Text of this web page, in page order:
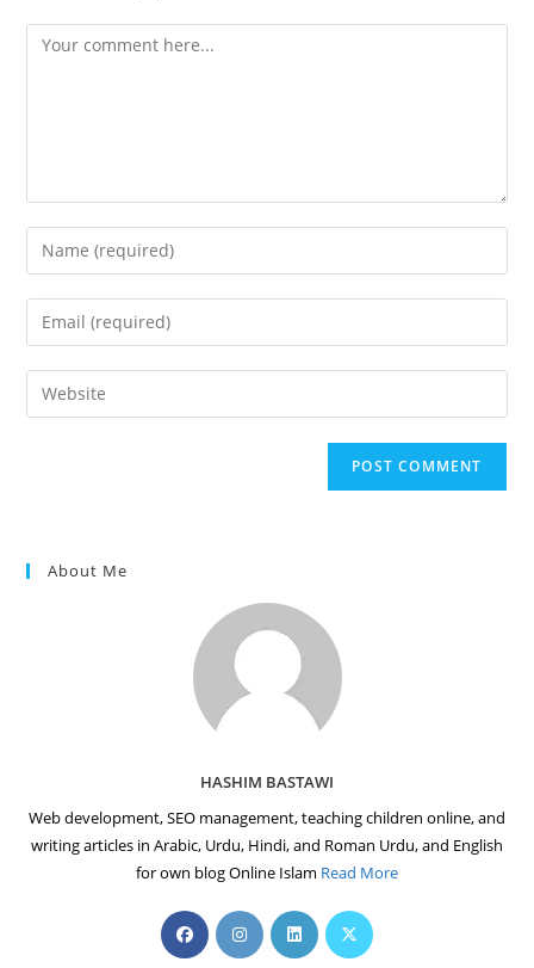
Comment
Enter
your
name
comment
Enter
your
email
address
Enter
your
About Me
HASHIM BASTAWI
Web development, SEO management, teaching children online, and
writing articles in Arabic, Urdu, Hindi, and Roman Urdu, and English
for own blog Online Islam Read More
Opens
in
Opens
in
Opens
in
Opens